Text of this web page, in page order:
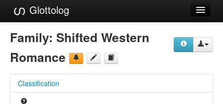
Glottolog
Languages
References
Family: Shifted Western
Romance
Classification